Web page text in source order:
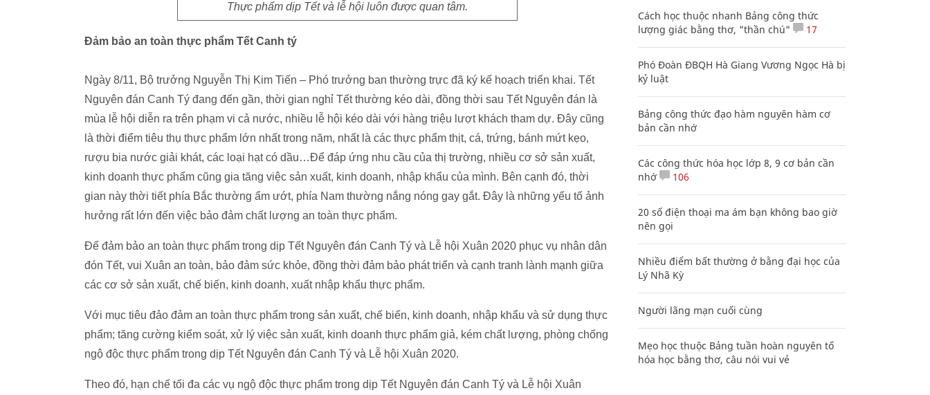
Thực phẩm dịp Tết và lễ hội luôn được quan tâm.
Đảm bảo an toàn thực phẩm Tết Canh tý
Ngày 8/11, Bộ trưởng Nguyễn Thị Kim Tiến – Phó trưởng ban thường trực đã ký kế hoạch triển khai. Tết
Nguyên đán Canh Tý đang đến gần, thời gian nghỉ Tết thường kéo dài, đồng thời sau Tết Nguyên đán là
mùa lễ hội diễn ra trên phạm vi cả nước, nhiều lễ hội kéo dài với hàng triệu lượt khách tham dự. Đây cũng
là thời điểm tiêu thụ thực phẩm lớn nhất trong năm, nhất là các thực phẩm thịt, cá, trứng, bánh mứt kẹo,
rượu bia nước giải khát, các loại hạt có dầu…Để đáp ứng nhu cầu của thị trường, nhiều cơ sở sản xuất,
kinh doanh thực phẩm cũng gia tăng việc sản xuất, kinh doanh, nhập khẩu của mình. Bên cạnh đó, thời
gian này thời tiết phía Bắc thường ẩm ướt, phía Nam thường nắng nóng gay gắt. Đây là những yếu tố ảnh
hưởng rất lớn đến việc bảo đảm chất lượng an toàn thực phẩm.
Để đảm bảo an toàn thực phẩm trong dịp Tết Nguyên đán Canh Tý và Lễ hội Xuân 2020 phục vụ nhân dân
đón Tết, vui Xuân an toàn, bảo đảm sức khỏe, đồng thời đảm bảo phát triển và cạnh tranh lành mạnh giữa
các cơ sở sản xuất, chế biến, kinh doanh, xuất nhập khẩu thực phẩm.
Với mục tiêu đảo đảm an toàn thực phẩm trong sản xuất, chế biến, kinh doanh, nhập khẩu và sử dụng thực
phẩm; tăng cường kiểm soát, xử lý việc sản xuất, kinh doanh thực phẩm giả, kém chất lượng, phòng chống
ngộ độc thực phẩm trong dịp Tết Nguyên đán Canh Tý và Lễ hội Xuân 2020.
Theo đó, hạn chế tối đa các vụ ngộ độc thực phẩm trong dịp Tết Nguyên đán Canh Tý và Lễ hội Xuân
Cách học thuộc nhanh Bảng công thức
lượng giác bằng thơ, "thần chú"
17
Phó Đoàn ĐBQH Hà Giang Vương Ngọc Hà bị
kỷ luật
Bảng công thức đạo hàm nguyên hàm cơ
bản cần nhớ
Các công thức hóa học lớp 8, 9 cơ bản cần
nhớ
106
20 số điện thoại ma ám bạn không bao giờ
nên gọi
Nhiều điểm bất thường ở bằng đại học của
Lý Nhã Kỳ
Người lãng mạn cuối cùng
Mẹo học thuộc Bảng tuần hoàn nguyên tố
hóa học bằng thơ, câu nói vui vẻ